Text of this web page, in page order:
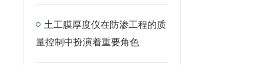
土工膜厚度仪在防渗工程的质
量控制中扮演着重要角色